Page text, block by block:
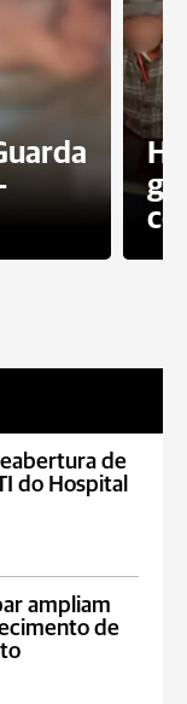
de
do Hospital
ampliam
de